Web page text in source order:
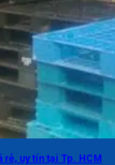
uy tín tại Tp. HCM